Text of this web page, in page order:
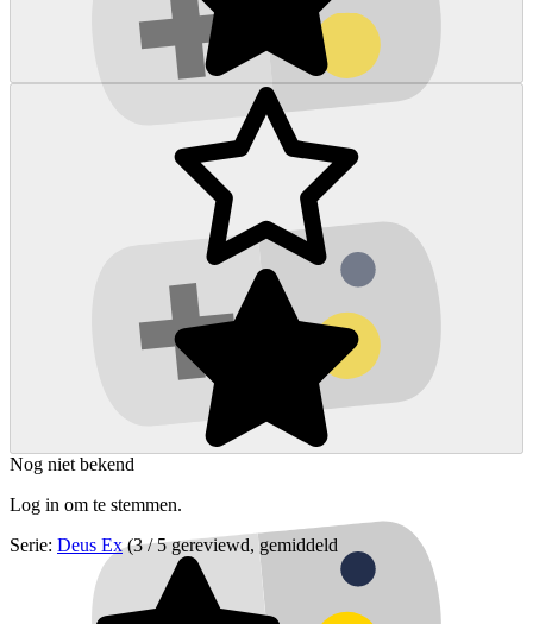
Nog niet bekend
Log in om te stemmen.
Serie: Deus Ex (3 / 5 gereviewd, gemiddeld